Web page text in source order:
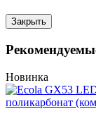
Закрыть
Новинка